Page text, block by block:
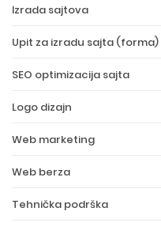
Izrada sajtova
Upit za izradu sajta (forma)
SEO optimizacija sajta
Logo dizajn
Web marketing
Web berza
Tehnička podrška